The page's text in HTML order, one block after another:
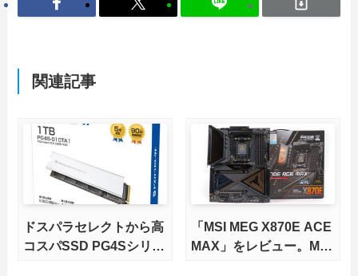
関連記事
ドスパラセレクトから高
コスパSSD PG4Sシリー
「MSI MEG X870E ACE
MAX」をレビュー。M.2